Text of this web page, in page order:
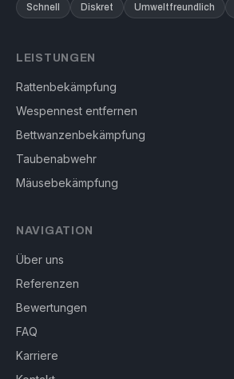
Schnell Diskret Umweltfreundlich
LEISTUNGEN
Rattenbekämpfung
Wespennest entfernen
Bettwanzenbekämpfung
Taubenabwehr
Mäusebekämpfung
NAVIGATION
Über uns
Referenzen
Bewertungen
FAQ
Karriere